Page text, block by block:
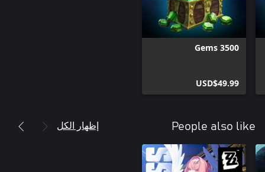
3500 Gems
USD$49.99
People also like إظهار الكل